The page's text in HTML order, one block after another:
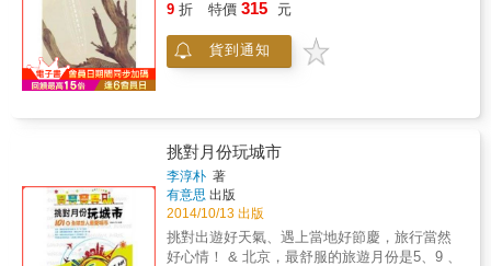
膽怯、已是大叔仍被美女吃得死死的青澀
&hellip;&hellip;在這些令人噴笑噴飯的真實情景
背後，石田裕輔更想傳達的，是一路上他所感
活的人們，在揭開冷漠、防備的外表後，是如
「有的人離開故鄉就一去不回，也有人一直留
在屬於自己的地方， 還有人最後回到年輕時告
別的故鄉。 只要有人在，就會帶來某種特別的
感受。 一路上滿滿都是讓我想提筆寫下的故
事！」──石田裕輔 & 三年半的沉澱，不一樣的
心情視野，渴望、畏縮、驚豔、不解、失望、
&hellip;&hellip; & 透過多變身分與多采經歷的
洗鍊，走過廣袤無垠的荒野，看遍壯麗奇險之
祕境，在人們命運錯綜的片刻面對無數次生死
幾個春夏秋冬而已，他不禁思考「人活著，到
痕跡又緊密相扣的計畫，作者為了追求生命更
深層的沉澱，證得人生終極目的的徹底了悟，
決定踏上更遠大的朝聖征途：徒步環繞地球二
萬五千哩，向世界傳達愛護人類家園的訊息。
「追尋與信使之旅」，這是作者對自身壯舉的
定義。 & 而當世界上可見的風景結束於旅途終
9 折 特價 315 元
貨到通知
挑對月份玩城市
李淳朴 著
有意思 出版
2014/10/13 出版
挑對出遊好天氣、遇上當地好節慶，旅行當然
好心情！ & 北京，最舒服的旅遊月份是5、9 、